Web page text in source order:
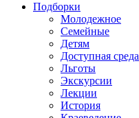
Подборки
Молодежное
Семейные
Детям
Доступная среда
Льготы
Экскурсии
Лекции
История